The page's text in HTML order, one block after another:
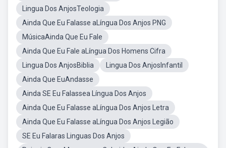
Lingua Dos AnjosTeologia
Ainda Que Eu Falasse aLíngua Dos Anjos PNG
MúsicaAinda Que Eu Fale
Ainda Que Eu Fale aLíngua Dos Homens Cifra
Lingua Dos AnjosBiblia
Lingua Dos AnjosInfantil
Ainda Que EuAndasse
Ainda SE Eu Falassea Língua Dos Anjos
Ainda Que Eu Falasse aLíngua Dos Anjos Letra
Ainda Que Eu Falasse aLíngua Dos Anjos Legião
SE Eu Falaras Linguas Dos Anjos